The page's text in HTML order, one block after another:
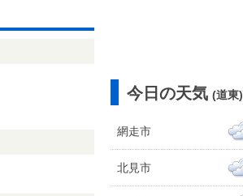
今日の天気 (道東)
網走市
北見市